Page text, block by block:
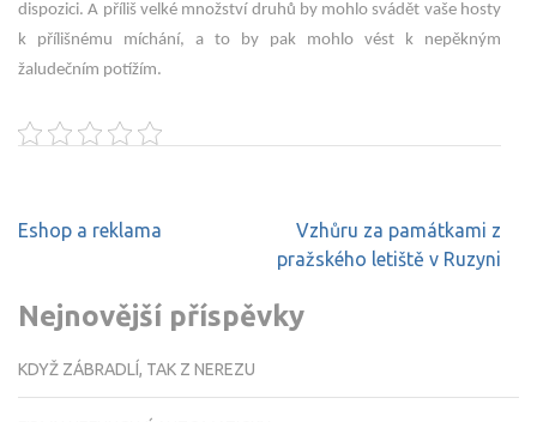
dispozici. A příliš velké množství druhů by mohlo svádět vaše hosty
k přílišnému míchání, a to by pak mohlo vést k nepěkným
žaludečním potížím.
Navigace
Eshop a reklama
Vzhůru za památkami z
pražského letiště v Ruzyni
Nejnovější příspěvky
KDYŽ ZÁBRADLÍ, TAK Z NEREZU